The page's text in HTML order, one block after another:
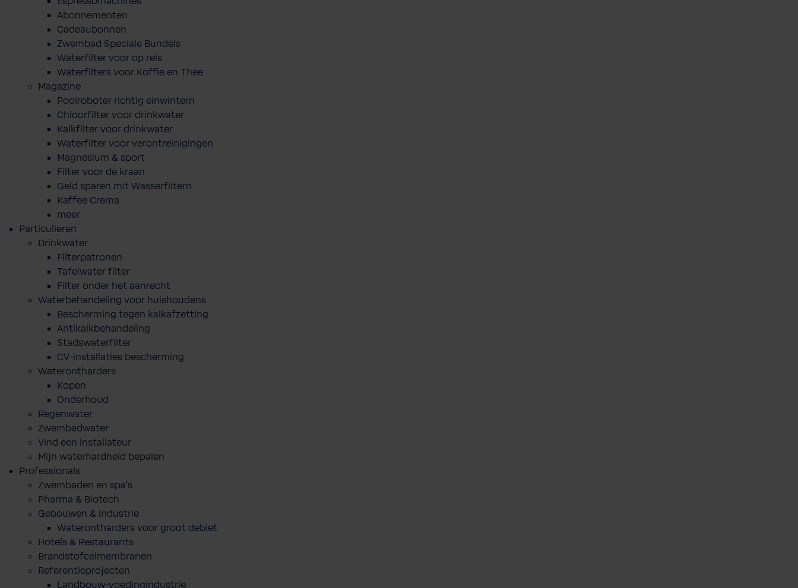
Abonnementen
Cadeaubonnen
Zwembad Speciale Bundels
Waterfilter voor op reis
Waterfilters voor Koffie en Thee
Magazine
Poolroboter richtig einwintern
Chloorfilter voor drinkwater
Kalkfilter voor drinkwater
Waterfilter voor verontreinigingen
Magnesium & sport
Filter voor de kraan
Geld sparen mit Wasserfiltern
Kaffee Crema
meer
Particulieren
Drinkwater
Filterpatronen
Tafelwater filter
Filter onder het aanrecht
Waterbehandeling voor huishoudens
Bescherming tegen kalkafzetting
Antikalkbehandeling
Stadswaterfilter
CV-installaties bescherming
Waterontharders
Kopen
Onderhoud
Regenwater
Zwembadwater
Vind een installateur
Mijn waterhardheid bepalen
Professionals
Zwembaden en spa's
Pharma & Biotech
Gebouwen & industrie
Waterontharders voor groot debiet
Hotels & Restaurants
Brandstofcelmembranen
Referentieprojecten
Landbouw-voedingindustrie